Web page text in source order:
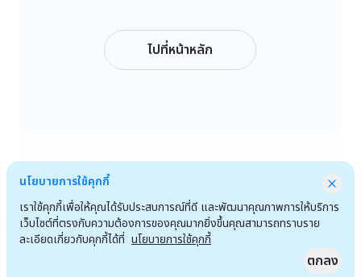
ไปที่หน้าหลัก
นโยบายการใช้คุกกี้
เราใช้คุกกี้เพื่อให้คุณได้รับประสบการณ์ที่ดี และพัฒนาคุณภาพการให้บริการ
เว็บไซต์ที่ตรงกับความต้องการของคุณมากยิ่งขึ้นคุณสามารถทราบราย
ละเอียดเกี่ยวกับคุกกี้ได้ที่ นโยบายการใช้คุกกี้
ตกลง